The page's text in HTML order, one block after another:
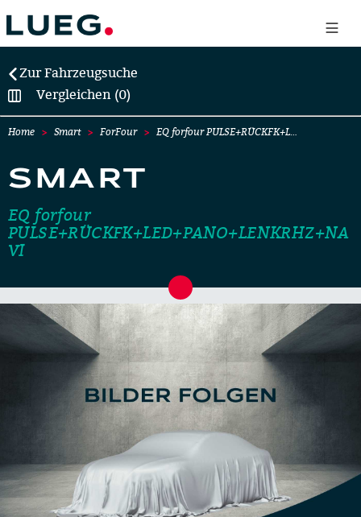
Zur Fahrzeugsuche
Vergleichen (0)
Home Smart ForFour EQ forfour PULSE+RÜCKFK+L…
SMART
EQ forfour
PULSE+RÜCKFK+LED+PANO+LENKRHZ+NA
VI